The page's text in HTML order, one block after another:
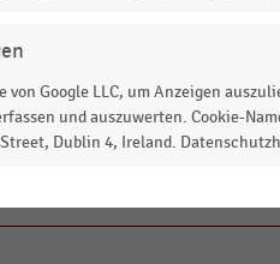
Statistik? Jetzt einloggen
von Google LLC, um Anzeigen
und auszuwerten. Cookie-
Street, Dublin 4, Ireland.